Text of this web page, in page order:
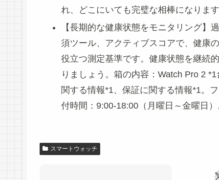
れ、どこにいても完璧な相棒になりま
【長期的な健康状態をモニタリング】
須ツール、アクティブスコアで、健康
役立つ測定基準です。健康状態を継続
りましょう。箱の内容：Watch Pro 2
関する情報*1、保証に関する情報*1。
付時間：9:00-18:00（月曜日～金曜日
スマートウォッチ